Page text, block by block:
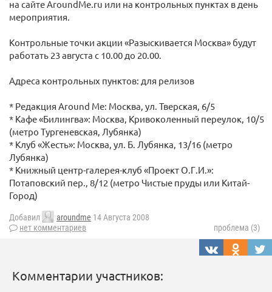
на сайте AroundMe.ru или на контрольных пунктах в день
мероприятия.
Контрольные точки акции «Разыскивается Москва» будут
работать 23 августа с 10.00 до 20.00.
Адреса контрольных пунктов: для релизов
* Редакция Around Me: Москва, ул. Тверская, 6/5
* Кафе «Билингва»: Москва, Кривоколенный переулок, 10/5
(метро Тургеневская, Лубянка)
* Клуб «Жесть»: Москва, ул. Б. Лубянка, 13/16 (метро
Лубянка)
* Книжный центр-галерея-клуб «Проект О.Г.И.»:
Потаповский пер., 8/12 (метро Чистые пруды или Китай-
Город)
Добавил aroundme 14 Августа 2008
нет комментариев
проблема (3)
Комментарии участников: